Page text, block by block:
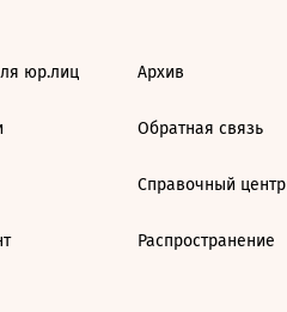
юр.лиц Архив
Обратная связь
Справочный центр
Распространение